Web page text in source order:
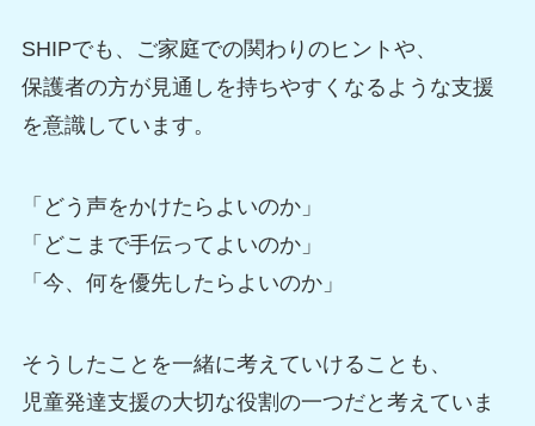
SHIPでも、ご家庭での関わりのヒントや、
保護者の方が見通しを持ちやすくなるような支援
を意識しています。
「どう声をかけたらよいのか」
「どこまで手伝ってよいのか」
「今、何を優先したらよいのか」
そうしたことを一緒に考えていけることも、
児童発達支援の大切な役割の一つだと考えていま